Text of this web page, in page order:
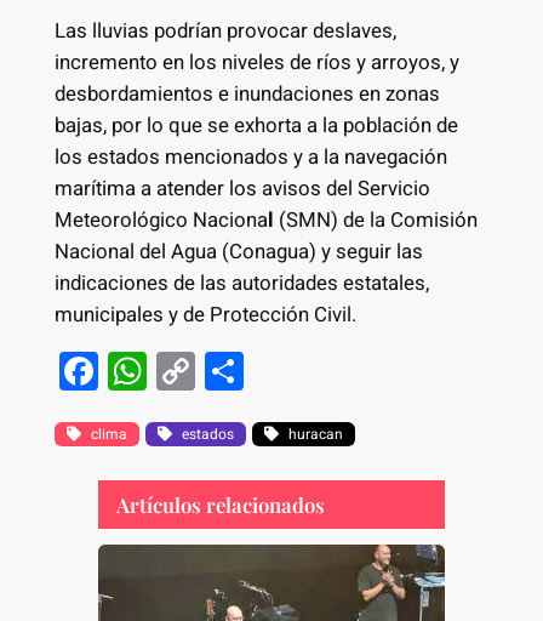
Las lluvias podrían provocar deslaves,
incremento en los niveles de ríos y arroyos, y
desbordamientos e inundaciones en zonas
bajas, por lo que se exhorta a la población de
los estados mencionados y a la navegación
marítima a atender los avisos del Servicio
Meteorológico Nacional (SMN) de la Comisión
Nacional del Agua (Conagua) y seguir las
indicaciones de las autoridades estatales,
municipales y de Protección Civil.
F
a
c
e
b
o
o
W
h
at
s
A
p
C
o
p
y
Li
n
k
S
h
ar
e
clima estados huracan
Artículos relacionados